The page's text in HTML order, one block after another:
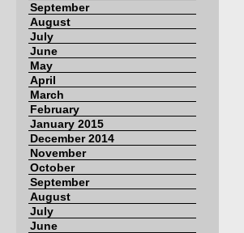
September
August
July
June
May
April
March
February
January 2015
December 2014
November
October
September
August
July
June